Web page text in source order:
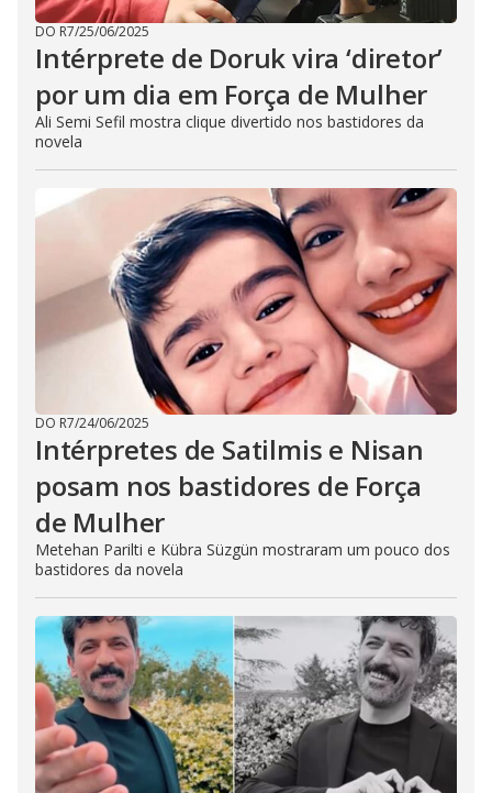
DO R7/25/06/2025
Intérprete de Doruk vira ‘diretor’
por um dia em Força de Mulher
Ali Semi Sefil mostra clique divertido nos bastidores da
novela
DO R7/24/06/2025
Intérpretes de Satilmis e Nisan
posam nos bastidores de Força
de Mulher
Metehan Parilti e Kübra Süzgün mostraram um pouco dos
bastidores da novela